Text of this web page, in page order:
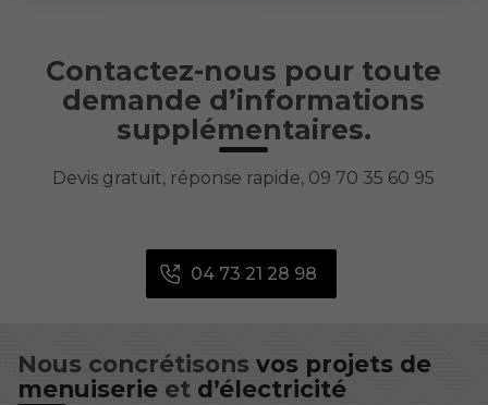
Contactez-nous pour toute
demande d’informations
supplémentaires.
Devis gratuit, réponse rapide, 09 70 35 60 95
04 73 21 28 98
Nous concrétisons vos projets de
menuiserie et d’électricité